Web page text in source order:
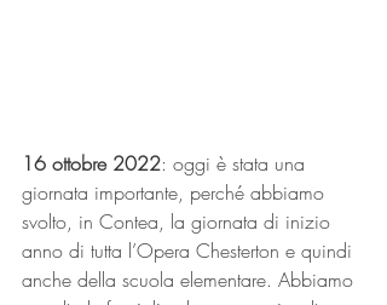
16 ottobre 2022: oggi è stata una
giornata importante, perché abbiamo
svolto, in Contea, la giornata di inizio
anno di tutta l’Opera Chesterton e quindi
anche della scuola elementare. Abbiamo